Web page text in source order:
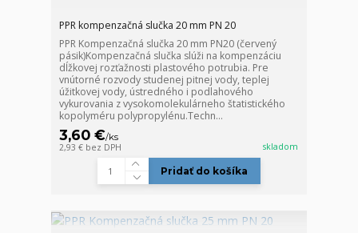
PPR kompenzačná slučka 20 mm PN 20
PPR Kompenzačná slučka 20 mm PN20 (červený
pásik)Kompenzačná slučka slúži na kompenzáciu
dĺžkovej rozťažnosti plastového potrubia. Pre
vnútorné rozvody studenej pitnej vody, teplej
úžitkovej vody, ústredného i podlahového
vykurovania z vysokomolekulárneho štatistického
kopolyméru polypropylénu.Techn...
3,60 €/ks
2,93 € bez DPH skladom
Pridať do košíka